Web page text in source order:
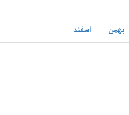
بهمن
اسفند